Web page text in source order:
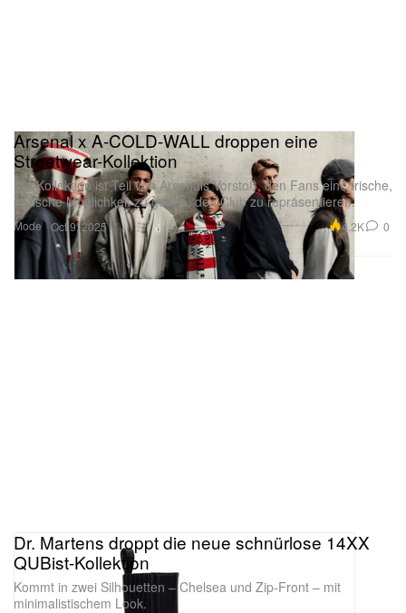
Mode
Arsenal x A-COLD-WALL droppen eine
Streetwear-Kollektion
Die Kollektion ist Teil von Arsenals Vorstoß, den Fans eine frische,
stylische Möglichkeit zu geben, den Club zu repräsentieren.
Oct 9, 2025 4.2K 0
Dr. Martens droppt die neue schnürlose 14XX
QUBist-Kollektion
Kommt in zwei Silhouetten – Chelsea und Zip-Front – mit
minimalistischem Look.